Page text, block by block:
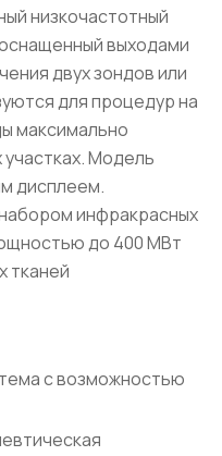
низкочастотный
выходами
двух зондов или
для процедур на
максимально
Модель
дисплеем.
инфракрасных
до 400 МВт
тканей
с возможностью